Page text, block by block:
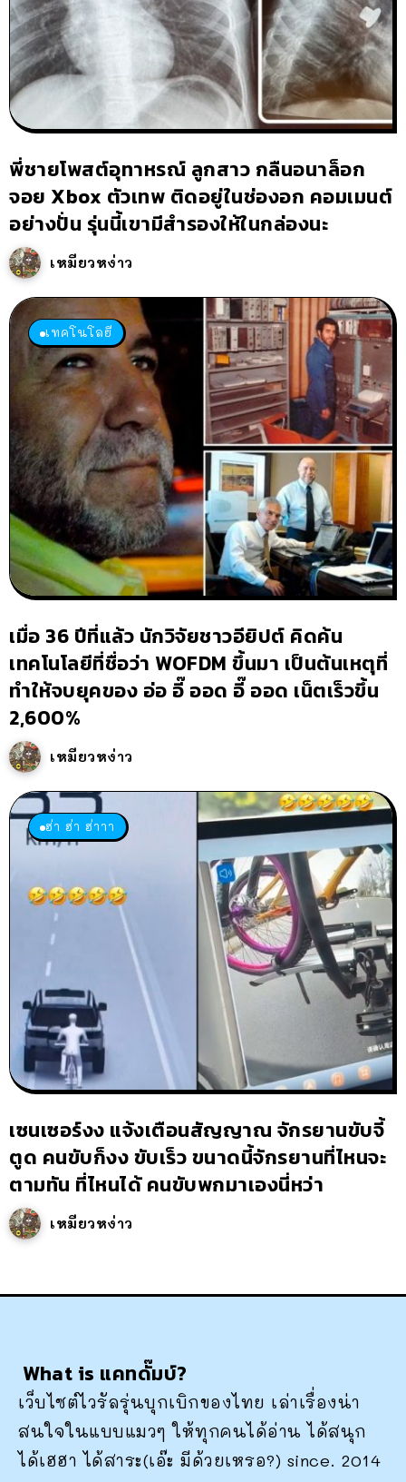
พี่ชายโพสต์อุทาหรณ์ ลูกสาว กลืนอนาล็อก
จอย Xbox ตัวเทพ ติดอยู่ในช่องอก คอมเมนต์
อย่างปั่น รุ่นนี้เขามีสำรองให้ในกล่องนะ
เหมียวหง่าว
เทคโนโลยี
เมื่อ 36 ปีที่แล้ว นักวิจัยชาวอียิปต์ คิดค้น
เทคโนโลยีที่ชื่อว่า WOFDM ขึ้นมา เป็นต้นเหตุที่
ทำให้จบยุคของ อ่อ อี๊ ออด อี๊ ออด เน็ตเร็วขึ้น
2,600%
เหมียวหง่าว
ฮ่า ฮ่า ฮ่าาา
เซนเซอร์งง แจ้งเตือนสัญญาณ จักรยานขับจี้
ตูด คนขับก็งง ขับเร็ว ขนาดนี้จักรยานที่ไหนจะ
ตามทัน ที่ไหนได้ คนขับพกมาเองนี่หว่า
เหมียวหง่าว
What is แคทดั๊มบ์?
เว็บไซต์ไวรัลรุ่นบุกเบิกของไทย เล่าเรื่องน่า
สนใจในแบบแมวๆ ให้ทุกคนได้อ่าน ได้สนุก
ได้เฮฮา ได้สาระ(เอ๊ะ มีด้วยเหรอ?) since. 2014